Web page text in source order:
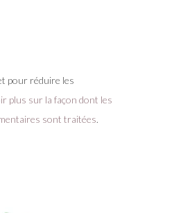
pour réduire les
plus sur la façon dont les
sont traitées.